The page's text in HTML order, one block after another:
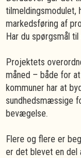
tilmeldingsmodulet,
markedsføring af
Har du spørgsmål
Projektets
måned – både for
kommuner har at
sundhedsmæssige
bevægelse.
Flere og flere er
er det blevet en del